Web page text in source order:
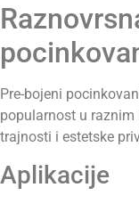
Pre-bojeni
popularnost u
trajnosti i estetske
Aplikacije